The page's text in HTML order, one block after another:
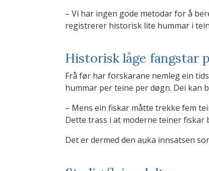
– Vi har ingen gode metodar for å
registrerer historisk lite hummar i
Historisk låge fangstar
Frå før har forskarane nemleg ein
hummar per teine per døgn. Dei kan
– Mens ein fiskar måtte trekke fem
Dette trass i at moderne teiner fiskar
Det er dermed den auka innsatsen